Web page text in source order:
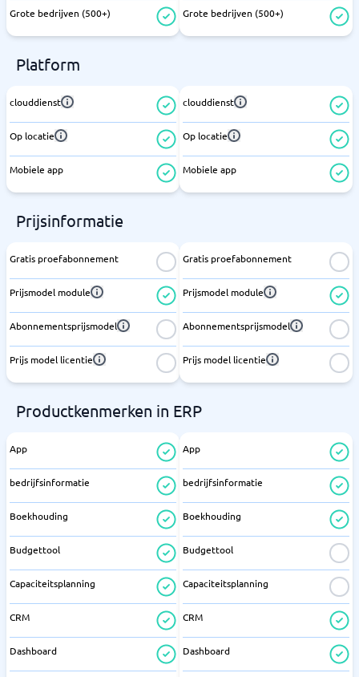
Grote bedrijven (500+) Grote bedrijven (500+)
Platform
clouddienst
Op locatie
Mobiele app
clouddienst
Op locatie
Mobiele app
Prijsinformatie
Gratis proefabonnement
Prijsmodel module
Abonnementsprijsmodel
Prijs model licentie
Gratis proefabonnement
Prijsmodel module
Abonnementsprijsmodel
Prijs model licentie
Productkenmerken in ERP
App
bedrijfsinformatie
Boekhouding
Budgettool
Capaciteitsplanning
CRM
Dashboard
App
bedrijfsinformatie
Boekhouding
Budgettool
Capaciteitsplanning
CRM
Dashboard